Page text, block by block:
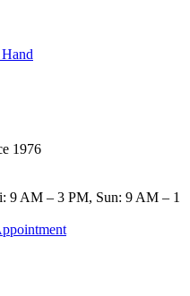
1976
9 AM – 3 PM, Sun: 9 AM – 1